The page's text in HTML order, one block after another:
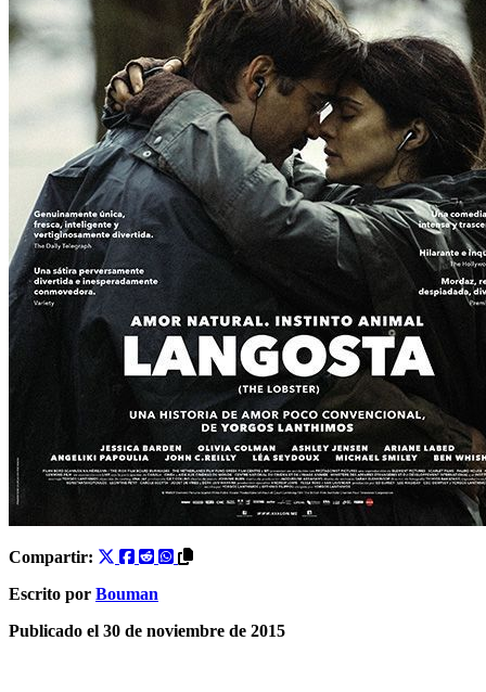
Compartir:
Escrito por Bouman
Publicado el 30 de noviembre de 2015